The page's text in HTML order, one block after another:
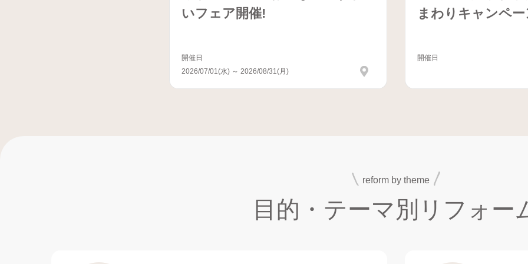
いフェア開催!
開催日
2026/07/01(水) ～ 2026/08/31(月)
まわりキャンペ
開催日
reform by theme
目的・テーマ別 リフォー